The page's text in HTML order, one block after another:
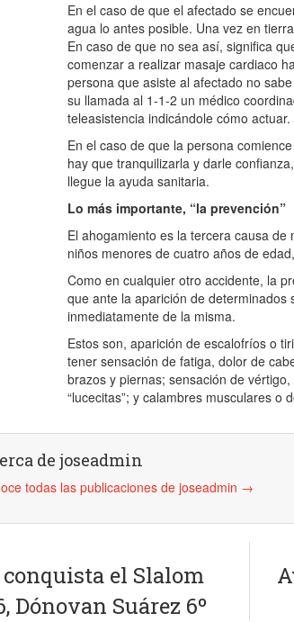
En el caso de que el afectado se
agua lo antes posible. Una vez en
En caso de que no sea así, significa
comenzar a realizar masaje cardiaco
persona que asiste al afectado no
su llamada al 1-1-2 un médico
teleasistencia indicándole cómo actuar.
En el caso de que la persona
hay que tranquilizarla y darle
llegue la ayuda sanitaria.
Lo más importante, “la prevención”
El ahogamiento es la tercera causa
niños menores de cuatro años de
Como en cualquier otro accidente, la
que ante la aparición de
inmediatamente de la misma.
Estos son, aparición de escalofríos o
tener sensación de fatiga, dolor de
brazos y piernas; sensación de
“lucecitas”; y calambres musculares o
de joseadmin
todas las publicaciones de joseadmin →
conquista el Slalom
Dónovan Suárez 6º